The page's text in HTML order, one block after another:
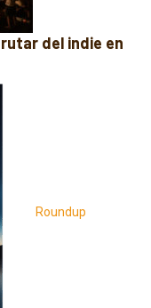
del indie en
Roundup